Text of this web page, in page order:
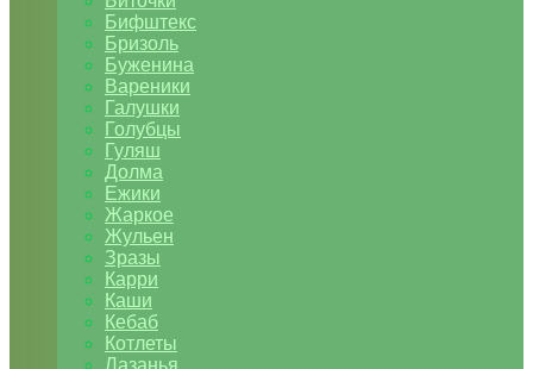
Бифштекс
Бризоль
Буженина
Вареники
Галушки
Голубцы
Гуляш
Долма
Ежики
Жаркое
Жульен
Зразы
Карри
Каши
Кебаб
Котлеты
Лазанья